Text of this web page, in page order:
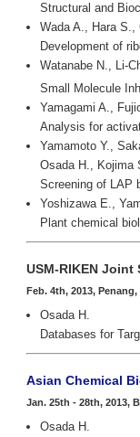
Structural and
Wada A., Hara S.,
Development of
Watanabe N., Li-
Small Molecule
Yamagami A.,
Analysis for
Yamamoto Y.,
Osada H., Kojima
Screening of LAP
Yoshizawa E.,
Plant chemical
USM-RIKEN Joint
Feb. 4th, 2013, Penang,
Osada H.
Databases for
Asian Chemical
Jan. 25th - 28th, 2013,
Osada H.